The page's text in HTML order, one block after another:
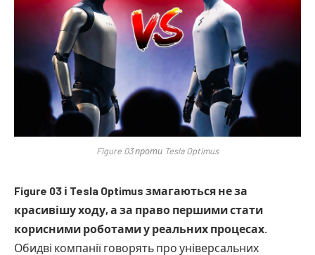
Figure 03 проти Tesla Optimus
Figure 03 і Tesla Optimus змагаються не за
красивішу ходу, а за право першими стати
корисними роботами у реальних процесах.
Обидві компанії говорять про універсальних